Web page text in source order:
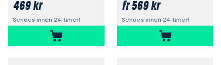
469 kr
Sendes innen 24 timer!
fr569 kr
Sendes innen 24 timer!